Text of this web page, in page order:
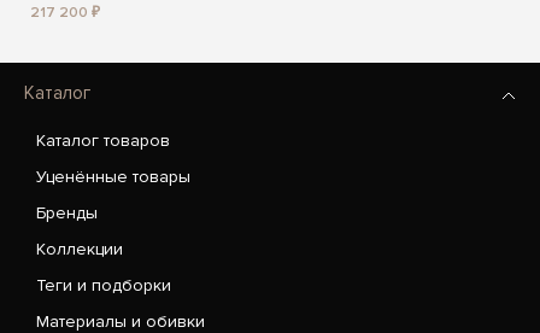
217 200 ₽
Каталог
Каталог товаров
Уценённые товары
Бренды
Коллекции
Теги и подборки
Материалы и обивки